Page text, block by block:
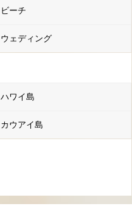
ビーチ
ウェディング
ハワイ島
カウアイ島